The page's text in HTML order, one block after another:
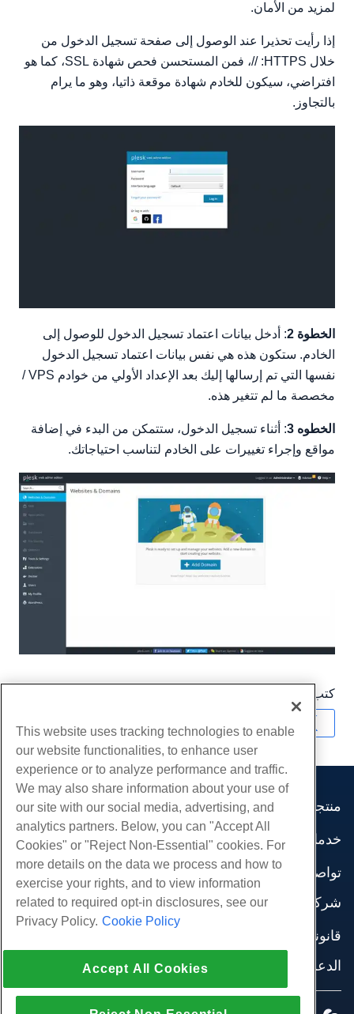
لمزيد من الأمان.
إذا رأيت تحذيرا عند الوصول إلى صفحة تسجيل الدخول من
خلال HTTPS: //، فمن المستحسن فحص شهادة SSL، كما هو
افتراضي، سيكون للخادم شهادة موقعة ذاتيا، وهو ما يرام
بالتجاوز.
الخطوة 2
: أدخل بيانات اعتماد تسجيل الدخول للوصول إلى
الخادم. ستكون هذه هي نفس بيانات اعتماد تسجيل الدخول
نفسها التي تم إرسالها إليك بعد الإعداد الأولي من خوادم VPS /
مخصصة ما لم تتغير هذه.
الخطوه 3
: أثناء تسجيل الدخول، ستتمكن من البدء في إضافة
مواقع وإجراء تغييرات على الخادم لتناسب احتياجاتك.
كتب بواسطة
منتجات
استضافة الموقع
استضافة الأعمال
موزع استضافة
موزع العلامة البيضاء
إدارة لينكس VPS
لينكس غير المدارة VPS
نوافذ غير مُدارة VPS
خوادم السحابة
خدمات
هجرات الموقع
تواصل اجتماعي
وثائق المنتج
مدونة
شركة
اتصل بنا
مراكز البيانات
صحافة
إنضم لبرنامج
قانوني
شروط الخدمة
تطبيق القانون
الدعم
الدردشة الحية معنا
افتح تذكرة الدعم
This website uses tracking technologies to enable
our website functionalities, to enhance user
experience or to analyze performance and traffic.
We may also share information about your use of
our site with our social media, advertising, and
analytics partners. Below, you can "Accept All
Cookies" or "Reject Non-Essential" cookies. For
more details on the data we process and how to
exercise your rights, and to view information
related to required opt-in disclosures, see our
Privacy Policy. Cookie Policy
Accept All Cookies